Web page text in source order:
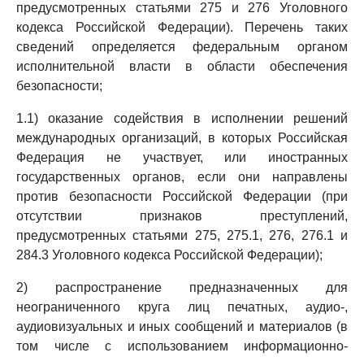
предусмотренных статьями 275 и 276 Уголовного
кодекса Российской Федерации). Перечень таких
сведений определяется федеральным органом
исполнительной власти в области обеспечения
безопасности;
1.1) оказание содействия в исполнении решений
международных организаций, в которых Российская
Федерация не участвует, или иностранных
государственных органов, если они направлены
против безопасности Российской Федерации (при
отсутствии признаков преступлений,
предусмотренных статьями 275, 275.1, 276, 276.1 и
284.3 Уголовного кодекса Российской Федерации);
2) распространение предназначенных для
неограниченного круга лиц печатных, аудио-,
аудиовизуальных и иных сообщений и материалов (в
том числе с использованием информационно-